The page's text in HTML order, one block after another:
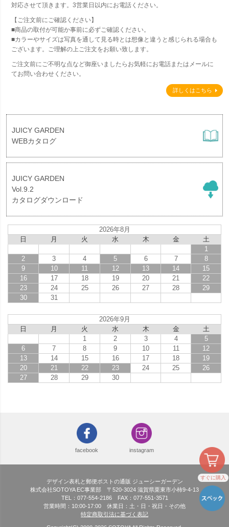
すぐに購入
対応させて頂きます。3営業日以内にお電話ください。
【ご注文前にご確認ください】
■商品の取付が可能か事前に必ずご確認ください。
■カラーやサイズは写真を通して見る時とは想像と違うと感じられる場合も
ございます。ご理解の上ご注文をお願い致します。
ご注文前にご不明な点など御座いましたらお気軽にお電話またはメールに
てお問い合わせください。
詳しくはこちら
JUICY GARDEN
WEBカタログ
JUICY GARDEN
Vol.9.2
カタログダウンロード
2026年8月
日
月 火 水 木 金
土
1
2
3 4 5 6 7
8
9
10 11 12 13 14
15
16
17 18 19 20 21
22
23
24 25 26 27 28
29
30
31
2026年9月
日
月 火 水 木 金
土
1
2 3 4
5
6
7 8 9 10 11
12
13
14 15 16 17 18
19
20
21 22 23 24 25
26
27
28 29 30
facebook instagram
デザイン表札と郵便ポストの通販 ジューシーガーデン
株式会社SOTOYA EC事業部 〒520-3024 滋賀県栗東市小柿9-4-13
TEL：077-554-2186 FAX：077-551-3571
営業時間：10:00-17:00 休業日：土・日・祝日・その他
特定商取引法に基づく表記